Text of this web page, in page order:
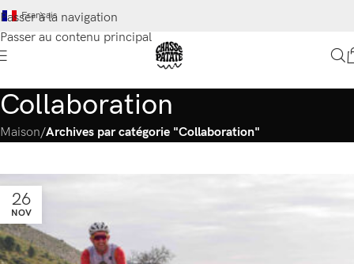
Passer à la navigation
Passer au contenu principal
Français
Collaboration
Maison/Archives par catégorie "Collaboration"
26
NOV